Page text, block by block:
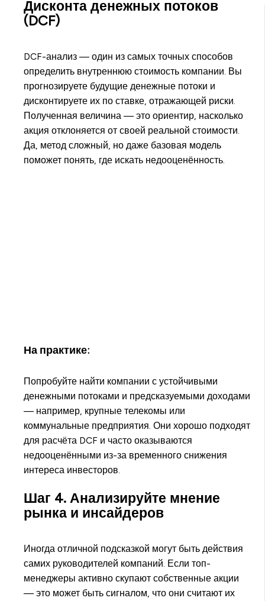
Дисконта денежных потоков
(DCF)
DCF-анализ — один из самых точных способов
определить внутреннюю стоимость компании. Вы
прогнозируете будущие денежные потоки и
дисконтируете их по ставке, отражающей риски.
Полученная величина — это ориентир, насколько
акция отклоняется от своей реальной стоимости.
Да, метод сложный, но даже базовая модель
поможет понять, где искать недооценённость.
На практике:
Попробуйте найти компании с устойчивыми
денежными потоками и предсказуемыми доходами
— например, крупные телекомы или
коммунальные предприятия. Они хорошо подходят
для расчёта DCF и часто оказываются
недооценёнными из-за временного снижения
интереса инвесторов.
Шаг 4. Анализируйте мнение
рынка и инсайдеров
Иногда отличной подсказкой могут быть действия
самих руководителей компаний. Если топ-
менеджеры активно скупают собственные акции
— это может быть сигналом, что они считают их